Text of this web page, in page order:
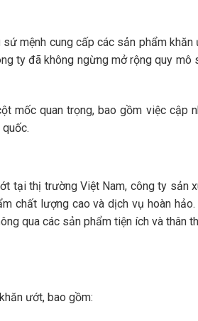
mệnh cung cấp các sản phẩm khăn
ty đã không ngừng mở rộng quy mô
mốc quan trọng, bao gồm việc cập
tại thị trường Việt Nam, công ty sản
chất lượng cao và dịch vụ hoàn
qua các sản phẩm tiện ích và thân
ướt, bao gồm: